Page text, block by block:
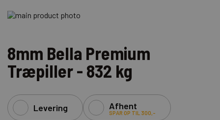
8mm Bella Premium
Træpiller - 832 kg
Levering Afhent
SPAR OP TIL 300,-